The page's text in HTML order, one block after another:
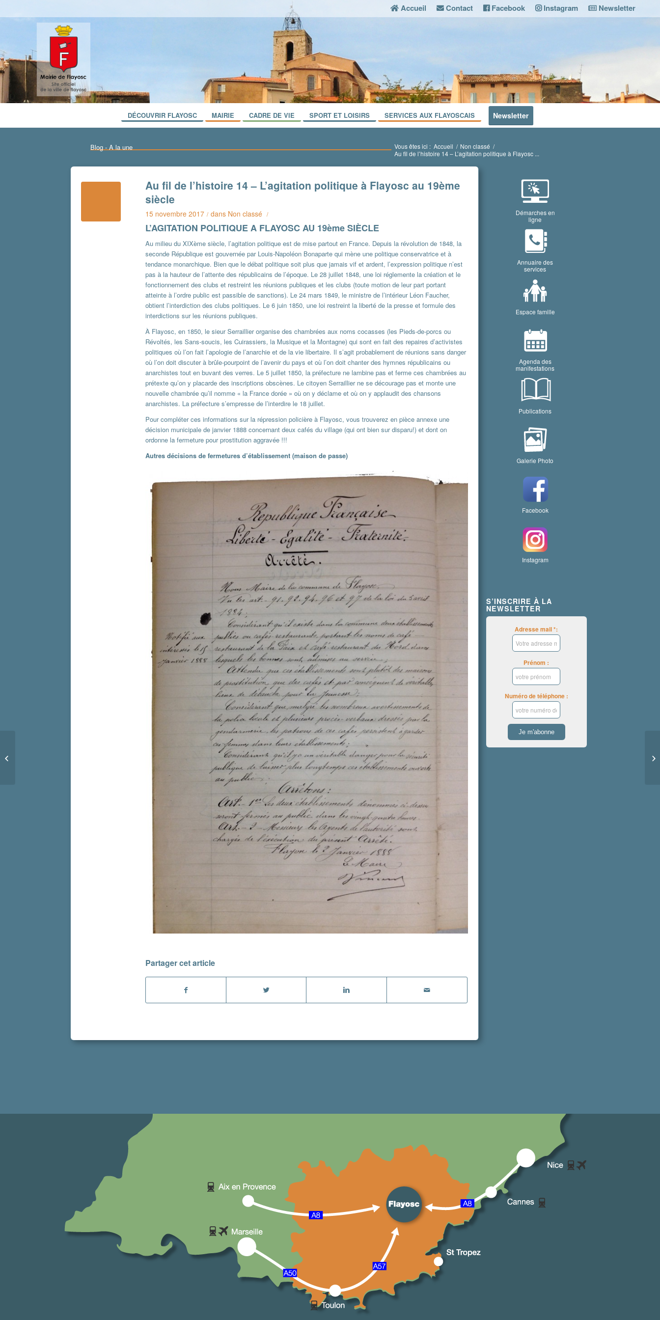
Accueil Contact Facebook Instagram Newsletter
DÉCOUVRIR FLAYOSC MAIRIE CADRE DE VIE SPORT ET LOISIRS SERVICES AUX FLAYOSCAIS Newsletter
Blog - A la une Vous êtes ici : Accueil / Non classé /
Au fil de l’histoire 14 – L’agitation politique à Flayosc ...
Au fil de l’histoire 14 – L’agitation politique à Flayosc au 19ème
siècle
15 novembre 2017 / dans Non classé /
L’AGITATION POLITIQUE A FLAYOSC AU 19ème SIÈCLE
Au milieu du XIXème siècle, l’agitation politique est de mise partout en France. Depuis la révolution de 1848, la
seconde République est gouvernée par Louis-Napoléon Bonaparte qui mène une politique conservatrice et à
tendance monarchique. Bien que le débat politique soit plus que jamais vif et ardent, l’expression politique n’est
pas à la hauteur de l’attente des républicains de l’époque. Le 28 juillet 1848, une loi réglemente la création et le
fonctionnement des clubs et restreint les réunions publiques et les clubs (toute motion de leur part portant
atteinte à l’ordre public est passible de sanctions). Le 24 mars 1849, le ministre de l’intérieur Léon Faucher,
obtient l’interdiction des clubs politiques. Le 6 juin 1850, une loi restreint la liberté de la presse et formule des
interdictions sur les réunions publiques.
À Flayosc, en 1850, le sieur Serraillier organise des chambrées aux noms cocasses (les Pieds-de-porcs ou
Révoltés, les Sans-soucis, les Cuirassiers, la Musique et la Montagne) qui sont en fait des repaires d’activistes
politiques où l’on fait l’apologie de l’anarchie et de la vie libertaire. Il s’agit probablement de réunions sans danger
où l’on doit discuter à brûle-pourpoint de l’avenir du pays et où l’on doit chanter des hymnes républicains ou
anarchistes tout en buvant des verres. Le 5 juillet 1850, la préfecture ne lambine pas et ferme ces chambrées au
prétexte qu’on y placarde des inscriptions obscènes. Le citoyen Serraillier ne se décourage pas et monte une
nouvelle chambrée qu’il nomme « la France dorée » où on y déclame et où on y applaudit des chansons
anarchistes. La préfecture s’empresse de l’interdire le 18 juillet.
Pour compléter ces informations sur la répression policière à Flayosc, vous trouverez en pièce annexe une
décision municipale de janvier 1888 concernant deux cafés du village (qui ont bien sur disparu!) et dont on
ordonne la fermeture pour prostitution aggravée !!!
Autres décisions de fermetures d’établissement (maison de passe)
Partager cet article
Démarches en
ligne
Annuaire des
services
Espace famille
Agenda des
manifestations
Publications
Galerie Photo
Facebook
Instagram
S’INSCRIRE À LA
NEWSLETTER
Adresse mail *:
Prénom :
Numéro de téléphone :